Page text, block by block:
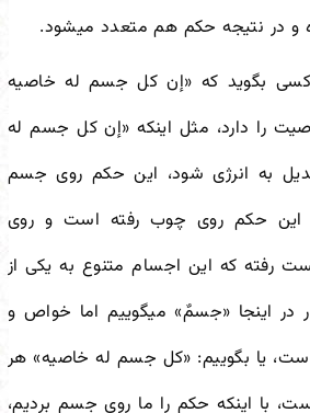
و در نتیجه حکم هم متعدد میشود.
بگوید که «إن کل جسم له خاصیه
را دارد، مثل اینکه «إن کل جسم له
به انرژی شود، این حکم روی جسم
این حکم روی چوب رفته است و روی
رفته که این اجسام متنوع به یکی از
در اینجا «جسمٌ» میگوییم اما خواص و
است، یا بگوییم: «کل جسم له خاصیه» هر
با اینکه حکم را ما روی جسم بردیم،